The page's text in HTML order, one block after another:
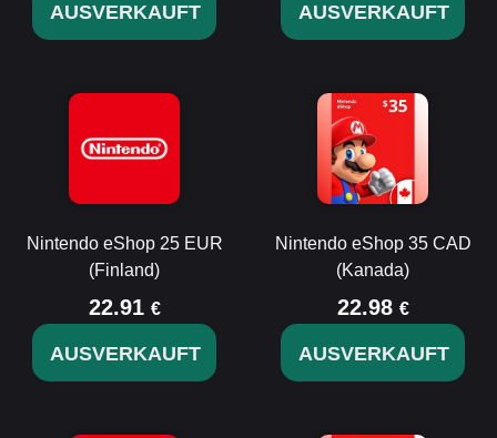
AUSVERKAUFT AUSVERKAUFT
Nintendo eShop 25 EUR
(Finland)
22.91 €
AUSVERKAUFT
Nintendo eShop 35 CAD
(Kanada)
22.98 €
AUSVERKAUFT